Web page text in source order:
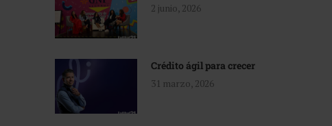
2 junio, 2026
Crédito ágil para crecer
31 marzo, 2026